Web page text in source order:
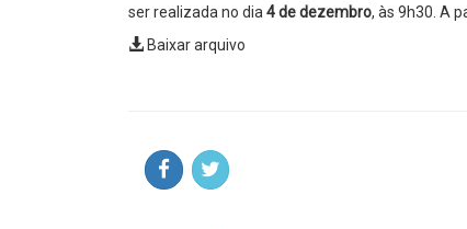
ser realizada no dia 4 de dezembro, às 9h30. A
Baixar arquivo